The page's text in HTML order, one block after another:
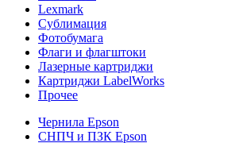
Lexmark
Сублимация
Фотобумага
Флаги и флагштоки
Лазерные картриджи
Картриджи LabelWorks
Прочее
Чернила Epson
СНПЧ и ПЗК Epson